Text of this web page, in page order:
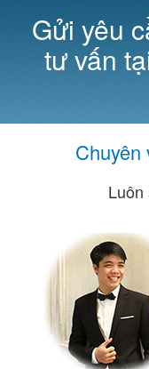
Gửi yêu
tư vấn
Luôn